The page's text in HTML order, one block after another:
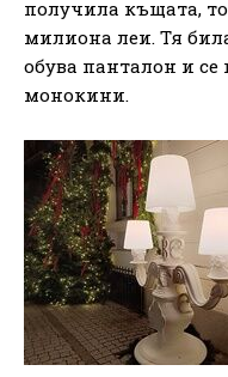
получила къщата,
милиона леи. Тя
обува панталон и
монокини.